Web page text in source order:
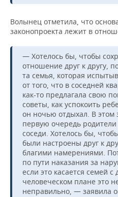
Волынец отметила, что
законопроекта лежит в
— Хотелось бы, чтобы
отношение друг к другу,
та семья, которая
от того, что в соседней
как-то предлагала свою
советы, как успокоить
он ночью отдыхал. В этом
первую очередь
соседи. Хотелось бы,
были настроены друг к
благими намерениями.
по пути наказания за
если это касается семей с
человеческом плане это
неправильно, — заявила